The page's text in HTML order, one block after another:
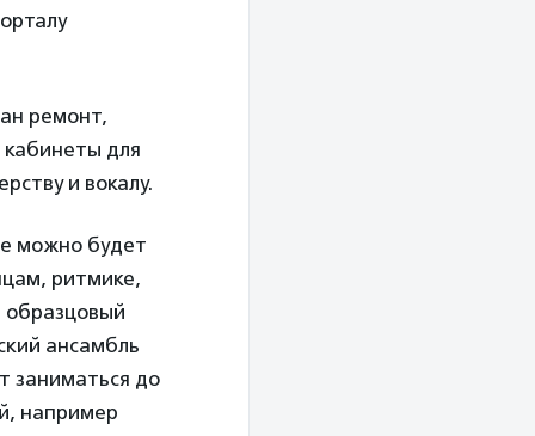
ремонт,
для
и вокалу.
можно будет
ритмике,
образцовый
ансамбль
заниматься до
например